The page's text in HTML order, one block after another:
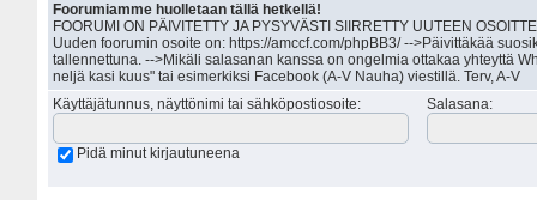
Foorumiamme huolletaan tällä hetkellä!
FOORUMI ON PÄIVITETTY JA PYSYVÄSTI SIIRRETTY UUTEEN
Uuden foorumin osoite on: https://amccf.com/phpBB3/ -->Päivittäkää
tallennettuna. -->Mikäli salasanan kanssa on ongelmia ottakaa yhteyttä
neljä kasi kuus" tai esimerkiksi Facebook (A-V Nauha) viestillä. Terv, A-V
Käyttäjätunnus, näyttönimi tai sähköpostiosoite: Salasana:
Pidä minut kirjautuneena